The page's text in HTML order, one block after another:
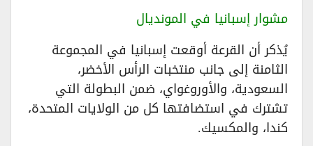
مشوار إسبانيا في المونديال
يُذكر أن القرعة أوقعت إسبانيا في المجموعة
الثامنة إلى جانب منتخبات الرأس الأخضر،
السعودية، والأوروغواي، ضمن البطولة التي
تشترك في استضافتها كل من الولايات المتحدة،
كندا، والمكسيك.